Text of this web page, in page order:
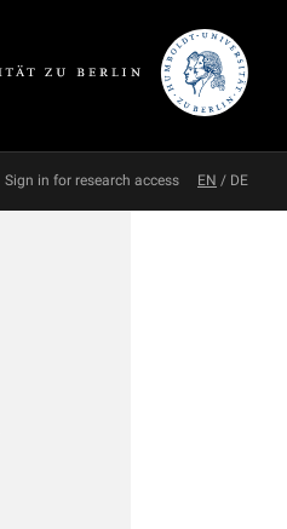
Sign in for research access EN / DE